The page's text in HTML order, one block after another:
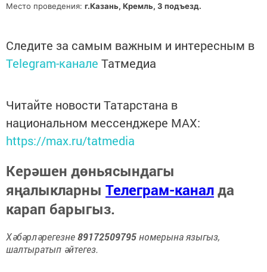
Место проведения: г.Казань, Кремль, 3 подъезд.
Следите за самым важным и интересным в
Telegram-канале Татмедиа
Читайте новости Татарстана в
национальном мессенджере MАХ:
https://max.ru/tatmedia
Керәшен дөньясындагы
яңалыкларны Телеграм-каналда
карап барыгыз.
Хәбәрләрегезне89172509795номерына языгыз,
шалтыратып әйтегез.